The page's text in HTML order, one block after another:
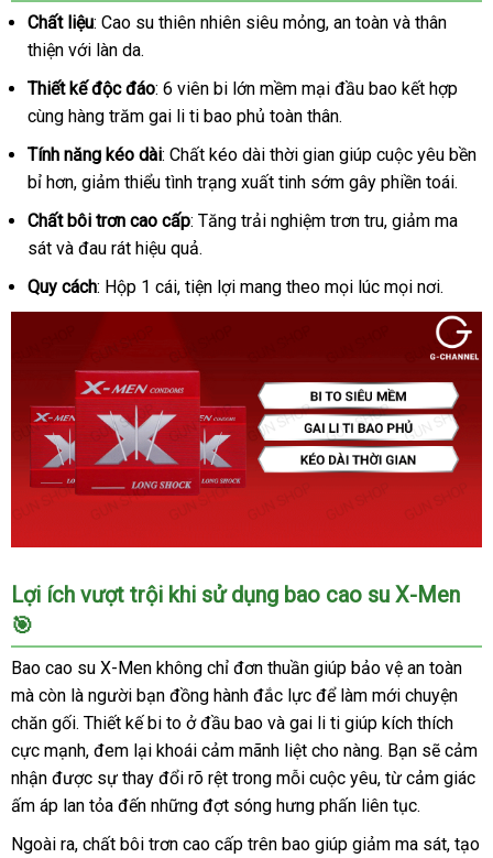
Chất liệu: Cao su thiên nhiên siêu mỏng, an toàn và thân
thiện với làn da.
Thiết kế độc đáo: 6 viên bi lớn mềm mại đầu bao kết hợp
cùng hàng trăm gai li ti bao phủ toàn thân.
Tính năng kéo dài: Chất kéo dài thời gian giúp cuộc yêu bền
bỉ hơn, giảm thiểu tình trạng xuất tinh sớm gây phiền toái.
Chất bôi trơn cao cấp: Tăng trải nghiệm trơn tru, giảm ma
sát và đau rát hiệu quả.
Quy cách: Hộp 1 cái, tiện lợi mang theo mọi lúc mọi nơi.
Bao
Cao
Su
X-
men
Bi
To
Gai
Li
Ti
1
Lợi ích vượt trội khi sử dụng bao cao su X-Men
🎯
Bao cao su X-Men không chỉ đơn thuần giúp bảo vệ an toàn
mà còn là người bạn đồng hành đắc lực để làm mới chuyện
chăn gối. Thiết kế bi to ở đầu bao và gai li ti giúp kích thích
cực mạnh, đem lại khoái cảm mãnh liệt cho nàng. Bạn sẽ cảm
nhận được sự thay đổi rõ rệt trong mỗi cuộc yêu, từ cảm giác
ấm áp lan tỏa đến những đợt sóng hưng phấn liên tục.
Ngoài ra, chất bôi trơn cao cấp trên bao giúp giảm ma sát, tạo